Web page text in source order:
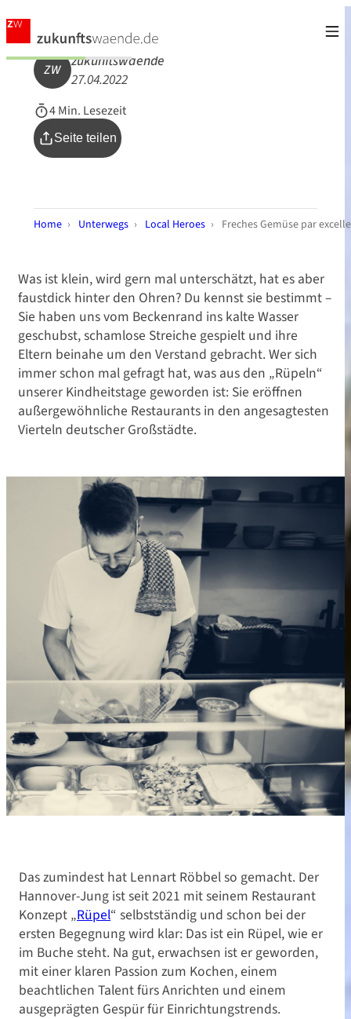
ZW
zukunftswaende
27.04.2022
4 Min. Lesezeit
Seite teilen
Home › Unterwegs › Local Heroes › Freches Gemüse par
Was ist klein, wird gern mal unterschätzt, hat es aber
faustdick hinter den Ohren? Du kennst sie bestimmt –
Sie haben uns vom Beckenrand ins kalte Wasser
geschubst, schamlose Streiche gespielt und ihre
Eltern beinahe um den Verstand gebracht. Wer sich
immer schon mal gefragt hat, was aus den „Rüpeln“
unserer Kindheitstage geworden ist: Sie eröffnen
außergewöhnliche Restaurants in den angesagtesten
Vierteln deutscher Großstädte.
Das zumindest hat Lennart Röbbel so gemacht. Der
Hannover-Jung ist seit 2021 mit seinem Restaurant
Konzept „Rüpel“ selbstständig und schon bei der
ersten Begegnung wird klar: Das ist ein Rüpel, wie er
im Buche steht. Na gut, erwachsen ist er geworden,
mit einer klaren Passion zum Kochen, einem
beachtlichen Talent fürs Anrichten und einem
ausgeprägten Gespür für Einrichtungstrends.